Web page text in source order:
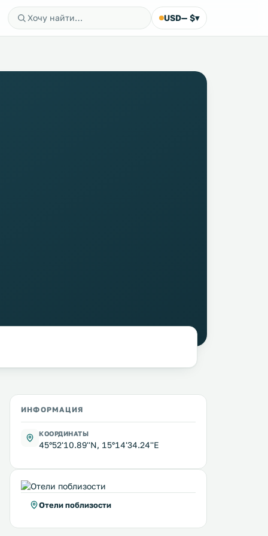
USD— $▾
ИНФОРМАЦИЯ
КООРДИНАТЫ
45°52'10.89''N, 15°14'34.24''E
Отели поблизости